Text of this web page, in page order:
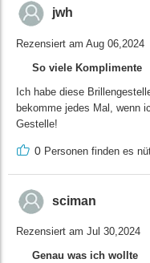
jwh
Rezensiert am Aug 06,2024
So viele Komplimente
Ich habe diese
bekomme jedes Mal, wenn
Gestelle!
0 Personen finden es
sciman
Rezensiert am Jul 30,2024
Genau was ich wollte